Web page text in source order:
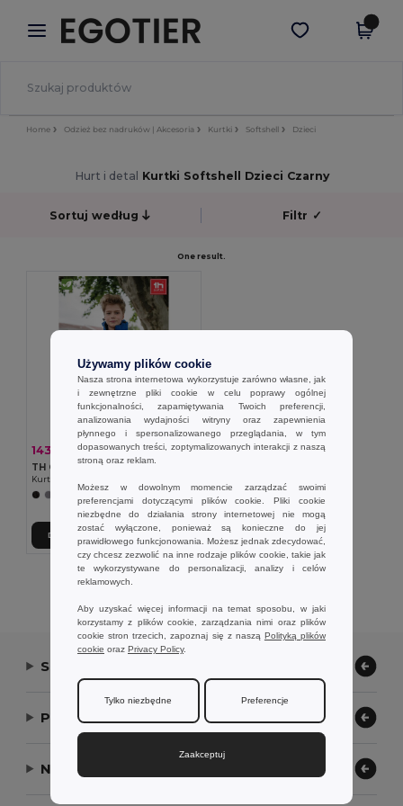
× Aplikacja Egotier
Lepsze ceny w aplikacji!
Pobierz app
Home Odzież bez nadruków | Akcesoria Kurtki Softshell Dzieci
Hurt i detal Kurtki Softshell Dzieci Czarny
Sortuj według Filtr ✓
One result.
143,38 zł211,04 zł -32%
TH Clothes 30302
Kurtka dziecięca
+2 kolory
Dodaj Do Koszyka
Wyświetlanie Wszystkich Produktów.
Skontaktuj się z nami
Pozwól nam pomóc
Nasza firma
Używamy plików cookie
Nasza strona internetowa wykorzystuje zarówno własne, jak
i zewnętrzne pliki cookie w celu poprawy ogólnej
funkcjonalności, zapamiętywania Twoich preferencji,
analizowania wydajności witryny oraz zapewnienia
płynnego i spersonalizowanego przeglądania, w tym
dopasowanych treści, zoptymalizowanych interakcji z naszą
stroną oraz reklam.
Możesz w dowolnym momencie zarządzać swoimi
preferencjami dotyczącymi plików cookie. Pliki cookie
niezbędne do działania strony internetowej nie mogą
zostać wyłączone, ponieważ są konieczne do jej
prawidłowego funkcjonowania. Możesz jednak zdecydować,
czy chcesz zezwolić na inne rodzaje plików cookie, takie jak
te wykorzystywane do personalizacji, analizy i celów
reklamowych.
Aby uzyskać więcej informacji na temat sposobu, w jaki
korzystamy z plików cookie, zarządzania nimi oraz plików
cookie stron trzecich, zapoznaj się z naszą Polityką plików
cookie oraz Privacy Policy.
Tylko niezbędne Preferencje
Zaakceptuj